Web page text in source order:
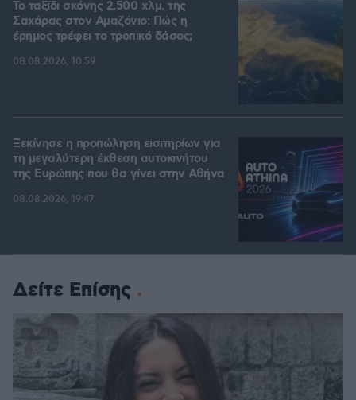
Το ταξίδι σκόνης 2.500 χλμ. της
Σαχάρας στον Αμαζόνιο: Πώς η
έρημος τρέφει το τροπικό δάσος;
08.08.2026, 10:59
Ξεκίνησε η προπώληση εισιτηρίων για
τη μεγαλύτερη έκθεση αυτοκινήτου
της Ευρώπης που θα γίνει στην Αθήνα
08.08.2026, 19:47
Δείτε Επίσης